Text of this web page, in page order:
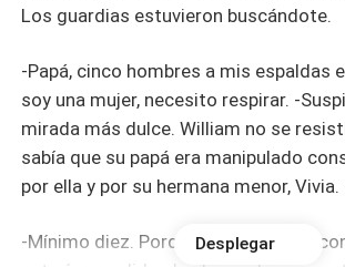
Los guardias estuvieron buscándote.
-Papá, cinco hombres a mis espaldas
soy una mujer, necesito respirar. -
mirada más dulce. William no se
sabía que su papá era manipulado
por ella y por su hermana menor,
-Mínimo diez. Porque si te escapas
Desplegar